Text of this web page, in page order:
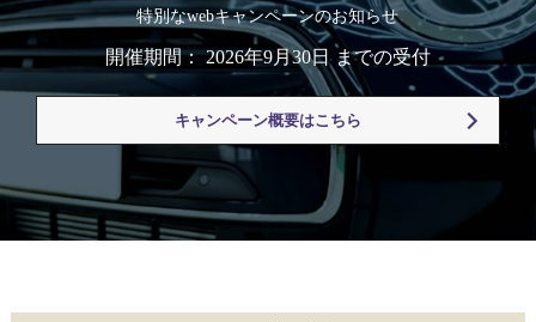
特別なwebキャンペーンのお知らせ
開催期間： 2026年9月30日 までの受付
キャンペーン概要はこちら